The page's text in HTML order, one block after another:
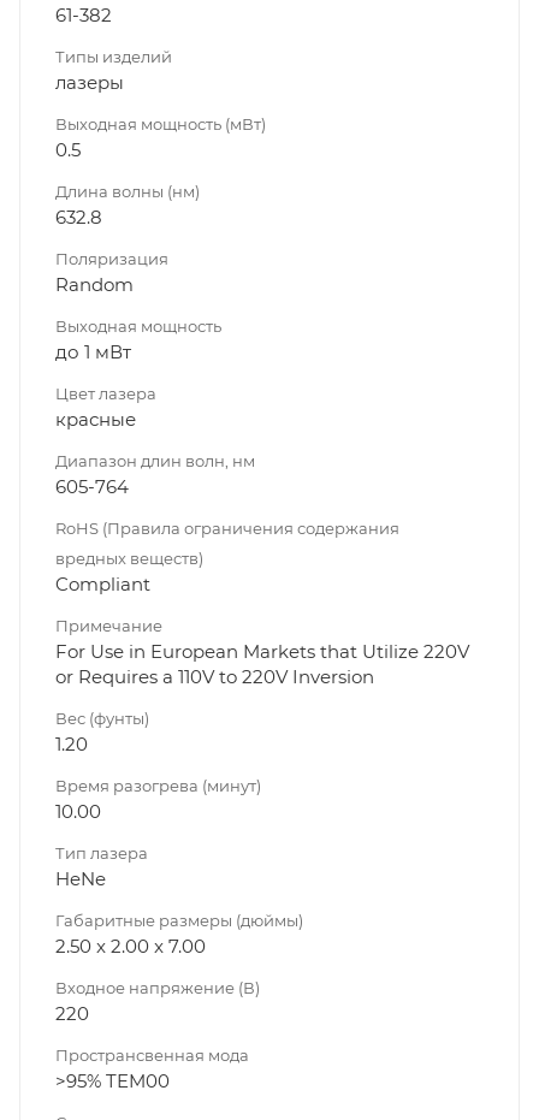
61-382
Типы изделий
лазеры
Выходная мощность (мВт)
0.5
Длина волны (нм)
632.8
Поляризация
Random
Выходная мощность
до 1 мВт
Цвет лазера
красные
Диапазон длин волн, нм
605-764
RoHS (Правила ограничения содержания
вредных веществ)
Compliant
Примечание
For Use in European Markets that Utilize 220V
or Requires a 110V to 220V Inversion
Вес (фунты)
1.20
Время разогрева (минут)
10.00
Тип лазера
HeNe
Габаритные размеры (дюймы)
2.50 x 2.00 x 7.00
Входное напряжение (В)
220
Пространсвенная мода
>95% TEM00